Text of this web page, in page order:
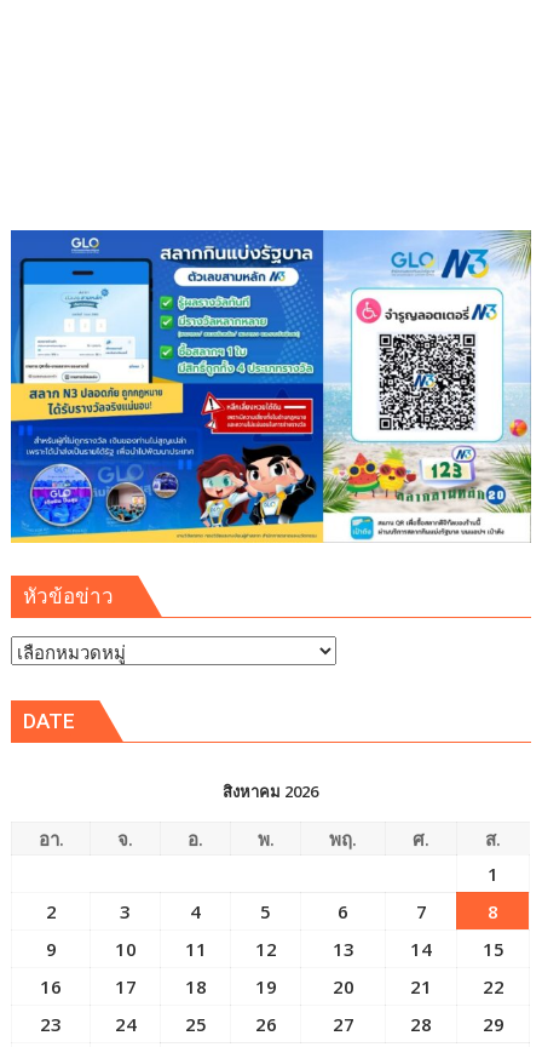
หัวข้อข่าว
หัวข้อ
DATE
สิงหาคม 2026
อา. จ. อ. พ. พฤ. ศ.
ส.
1
2
3 4 5 6 7
8
9
10 11 12 13 14
15
16
17 18 19 20 21
22
23
24 25 26 27 28
29